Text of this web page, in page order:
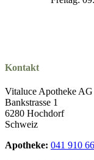
Kontakt
Vitaluce Apotheke AG
Bankstrasse 1
6280 Hochdorf
Schweiz
Apotheke: 041 910